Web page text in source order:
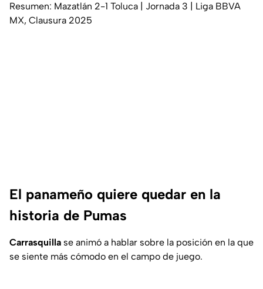
Resumen: Mazatlán 2-1 Toluca | Jornada 3 | Liga BBVA
MX, Clausura 2025
El panameño quiere quedar en la
historia de Pumas
Carrasquilla se animó a hablar sobre la posición en la que
se siente más cómodo en el campo de juego.